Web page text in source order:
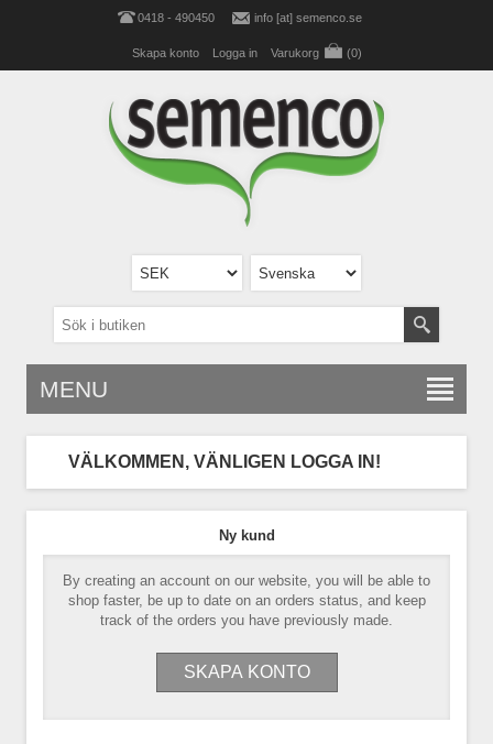
0418 - 490450 info [at] semenco.se
Skapa konto Logga in Varukorg (0)
MENU
VÄLKOMMEN, VÄNLIGEN LOGGA IN!
Ny kund
By creating an account on our website, you will be able to
shop faster, be up to date on an orders status, and keep
track of the orders you have previously made.